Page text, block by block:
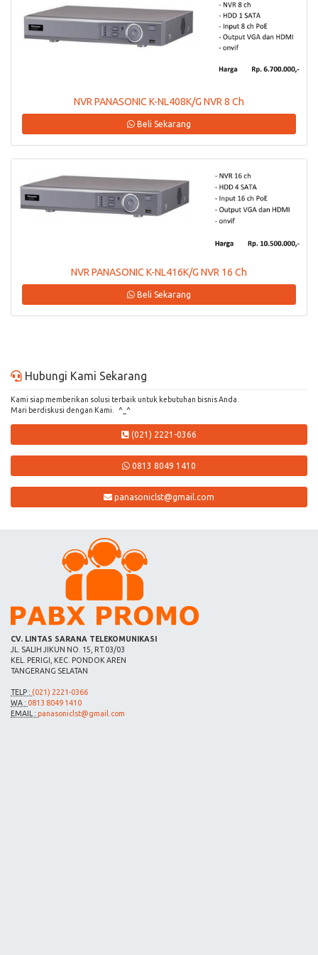
NVR PANASONIC K-NL408K/G NVR 8 Ch
Beli Sekarang
NVR PANASONIC K-NL416K/G NVR 16 Ch
Beli Sekarang
Hubungi Kami Sekarang
Kami siap memberikan solusi terbaik untuk kebutuhan bisnis Anda.
Mari berdiskusi dengan Kami. ^_^
(021) 2221-0366
0813 8049 1410
panasoniclst@gmail.com
CV. LINTAS SARANA TELEKOMUNIKASI
JL. SALIH JIKUN NO. 15, RT.03/03
KEL. PERIGI, KEC. PONDOK AREN
TANGERANG SELATAN
TELP : (021) 2221-0366
WA : 0813 8049 1410
EMAIL : panasoniclst@gmail.com